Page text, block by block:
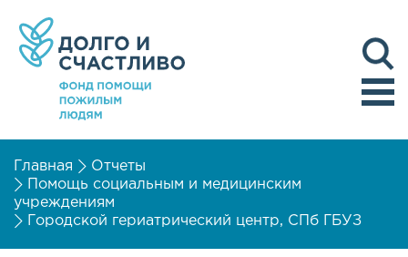
Главная
Отчеты
Помощь социальным и медицинским
учреждениям
Городской гериатрический центр, СПб ГБУЗ